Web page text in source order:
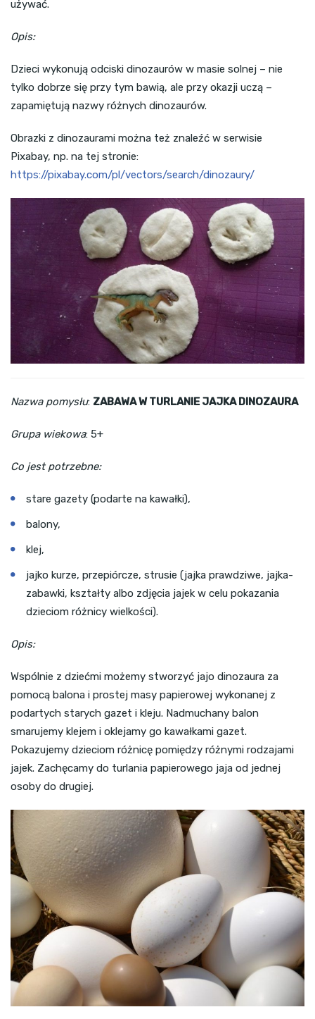
używać.
Opis:
Dzieci wykonują odciski dinozaurów w masie solnej – nie
tylko dobrze się przy tym bawią, ale przy okazji uczą –
zapamiętują nazwy różnych dinozaurów.
Obrazki z dinozaurami można też znaleźć w serwisie
Pixabay, np. na tej stronie:
https://pixabay.com/pl/vectors/search/dinozaury/
Nazwa pomysłu: ZABAWA W TURLANIE JAJKA DINOZAURA
Grupa wiekowa: 5+
Co jest potrzebne:
stare gazety (podarte na kawałki),
balony,
klej,
jajko kurze, przepiórcze, strusie (jajka prawdziwe, jajka-
zabawki, kształty albo zdjęcia jajek w celu pokazania
dzieciom różnicy wielkości).
Opis:
Wspólnie z dziećmi możemy stworzyć jajo dinozaura za
pomocą balona i prostej masy papierowej wykonanej z
podartych starych gazet i kleju. Nadmuchany balon
smarujemy klejem i oklejamy go kawałkami gazet.
Pokazujemy dzieciom różnicę pomiędzy różnymi rodzajami
jajek. Zachęcamy do turlania papierowego jaja od jednej
osoby do drugiej.